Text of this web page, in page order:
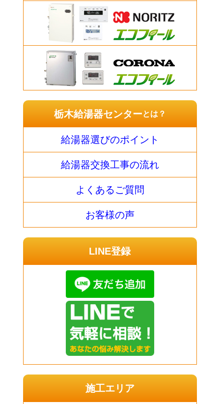
栃木給湯器センターとは？
給湯器選びのポイント
給湯器交換工事の流れ
よくあるご質問
お客様の声
LINE登録
施工エリア